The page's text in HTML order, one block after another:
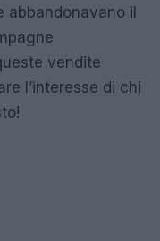
il
vendite
l’interesse di chi